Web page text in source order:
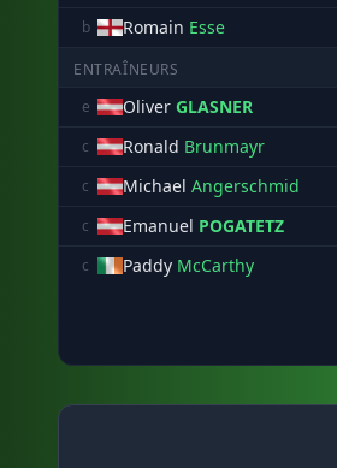
b Romain Esse
ENTRAÎNEURS
e
Oliver GLASNER
c Ronald Brunmayr
c Michael Angerschmid
c Emanuel POGATETZ
c Paddy McCarthy